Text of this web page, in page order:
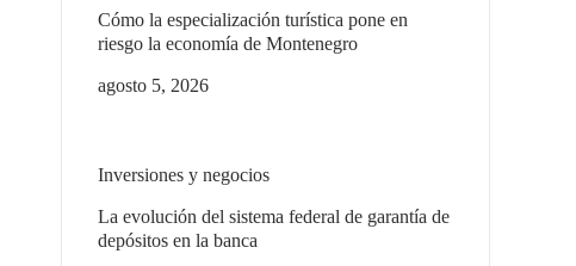
Cómo la especialización turística pone en
riesgo la economía de Montenegro
agosto 5, 2026
Inversiones y negocios
La evolución del sistema federal de garantía de
depósitos en la banca